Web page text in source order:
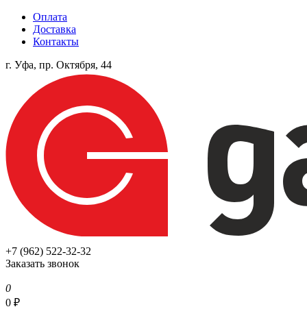
Оплата
Доставка
Контакты
г. Уфа, пр. Октября, 44
+7 (962) 522-32-32
Заказать звонок
0
0 ₽